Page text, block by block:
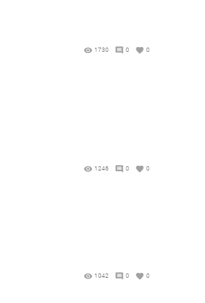
1730 0 0
1246 0 0
1042 0 0